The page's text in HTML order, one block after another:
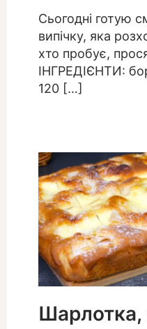
Сьогодні готую
випічку, яка
хто пробує,
ІНГРЕДІЄНТИ:
120 […]
Шарлотка,